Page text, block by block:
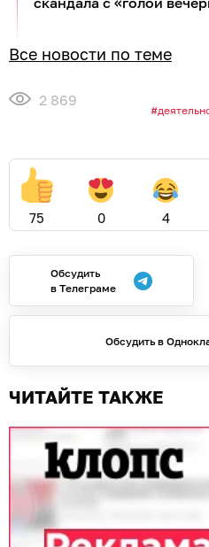
Все новости по теме
2 869
75 0 4
Обсудить
в Телеграме
Обсудить в
ЧИТАЙТЕ ТАКЖЕ